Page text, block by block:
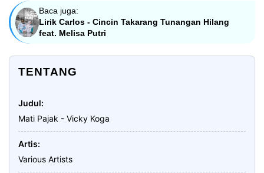
Baca juga:
Lirik Carlos - Cincin Takarang Tunangan Hilang
feat. Melisa Putri
TENTANG
Judul
Mati Pajak - Vicky Koga
Artis
Various Artists